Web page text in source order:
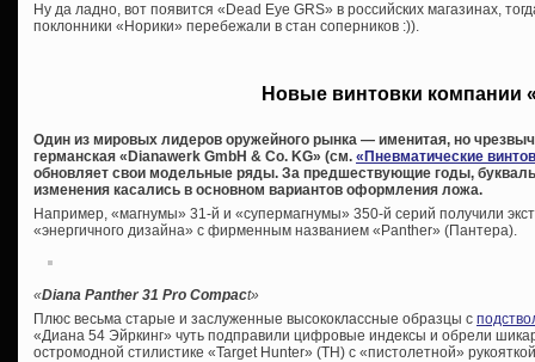
Ну да ладно, вот появится «Dead Eye GRS» в российских магазинах,
поклонники «Норики» перебежали в стан соперников :)).
Новые винтовки компании
Один из мировых лидеров оружейного рынка — именитая, но
германская «Dianawerk GmbH & Co. KG» (см. «Пневматические
обновляет свои модельные ряды. За предшествующие годы,
изменения касались в основном вариантов оформления ложа.
Например, «магнумы» 31-й и «супермагнумы» 350-й серий получили
«энергичного дизайна» с фирменным названием «Panther» (Пантера).
«Diana Panther 31 Pro Compact»
Плюс весьма старые и заслуженные высококлассные образцы с
«Диана 54 Эйркинг» чуть подправили цифровые индексы и обрели
остромодной стилистике «Target Hunter» (ТН) с «пистолетной»